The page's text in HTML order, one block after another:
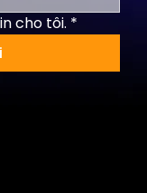
cho tôi. *